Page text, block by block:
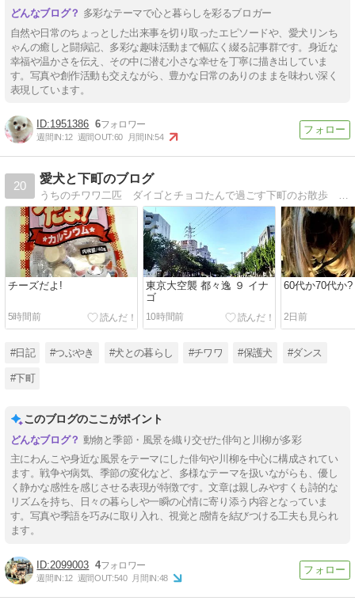
多彩なテーマで心と暮らしを彩るブロガー
自然や日常のちょっとした出来事を切り取ったエピソードや、愛犬リンち
ゃんの癒しと闘病記、多彩な趣味活動まで幅広く綴る記事群です。身近な
幸福や温かさを伝え、その中に潜む小さな幸せを丁寧に描き出していま
す。写真や創作活動も交えながら、豊かな日常のありのままを味わい深く
表現しています。
1951386 6
週間IN:12 週間OUT:60 月間IN:54
20
愛犬と下町のブログ
うちのチワワ二匹 ダイゴとチョコたんで過ごす下町のお散歩 体型維持に脳トレダンス
チーズだよ!
5時間前
東京大空襲 都々逸 ９ イナ
ゴ
10時間前
60代か70代か?
2日前
#日記 #つぶやき #犬との暮らし #チワワ #保護犬 #ダンス
#下町
このブログのここがポイント
動物と季節・風景を織り交ぜた俳句と川柳が多彩
主にわんこや身近な風景をテーマにした俳句や川柳を中心に構成されてい
ます。戦争や病気、季節の変化など、多様なテーマを扱いながらも、優し
く静かな感性を感じさせる表現が特徴です。文章は親しみやすくも詩的な
リズムを持ち、日々の暮らしや一瞬の心情に寄り添う内容となっていま
す。写真や季語を巧みに取り入れ、視覚と感情を結びつける工夫も見られ
ます。
2099003 4
週間IN:12 週間OUT:540 月間IN:48